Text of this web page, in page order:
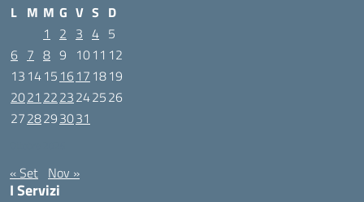
L M M G V S D
1
2 3 4 5
6 7 8 9 1011 12
13 1415 1617 1819
2021 2223242526
2728293031
« Set Nov »
I Servizi